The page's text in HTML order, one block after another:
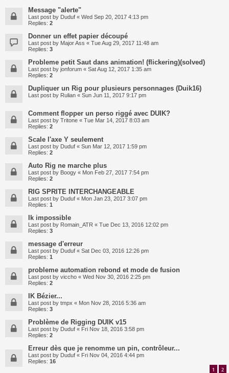
Message "alerte"
Last post by Duduf « Wed Sep 20, 2017 4:13 pm
Replies: 2
Donner un effet papier découpé
Last post by Major Ass « Tue Aug 29, 2017 11:48 am
Replies: 3
Probleme petit Saut dans animation! (flickering)(solved)
Last post by jonforum « Sat Aug 12, 2017 1:35 am
Replies: 2
Dupliquer un Rig pour plusieurs personnages (Duik16)
Last post by Rulian « Sun Jun 11, 2017 9:17 pm
Comment flopper un perso riggé avec DUIK?
Last post by Tritone « Tue Mar 14, 2017 8:03 am
Replies: 2
Scale l'axe Y seulement
Last post by Duduf « Sun Mar 12, 2017 1:59 pm
Replies: 2
Auto Rig ne marche plus
Last post by Boogy « Mon Feb 27, 2017 7:54 pm
Replies: 2
RIG SPRITE INTERCHANGEABLE
Last post by Duduf « Mon Jan 23, 2017 3:07 pm
Replies: 1
Ik impossible
Last post by Romain_ATR « Tue Dec 13, 2016 12:02 pm
Replies: 3
message d'erreur
Last post by Duduf « Sat Dec 03, 2016 12:26 pm
Replies: 1
probleme automation rebond et mode de fusion
Last post by viccho « Wed Nov 30, 2016 2:25 pm
Replies: 2
IK Bézier...
Last post by tmpx « Mon Nov 28, 2016 5:36 am
Replies: 3
Problème de Rigging DUIK v15
Last post by Duduf « Fri Nov 18, 2016 3:58 pm
Replies: 2
Erreur dès que je renomme un pin, contrôleur...
Last post by Duduf « Fri Nov 04, 2016 4:44 pm
Replies: 16
1 2